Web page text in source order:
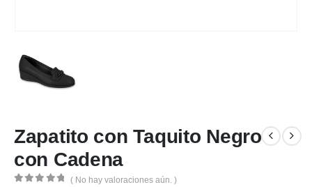
Zapatito con Taquito Negro
con Cadena
( No hay valoraciones aún. )